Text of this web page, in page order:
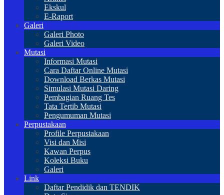
Ekskul
E-Raport
Galeri
Galeri Photo
Galeri Video
Mutasi
Informasi Mutasi
Cara Daftar Online Mutasi
Download Berkas Mutasi
Simulasi Mutasi Daring
Pembagian Ruang Tes
Tata Tertib Mutasi
Pengumuman Mutasi
Perpustakaan
Profile Perpustakaan
Visi dan Misi
Kawan Perpus
Koleksi Buku
Galeri
Link
Daftar Pendidik dan TENDIK